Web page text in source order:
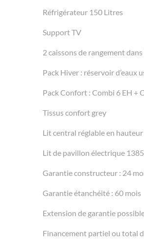
Réfrigérateur 150 Litres
Support TV
2 caissons de rangement
Pack Hiver : réservoir d’eaux
Pack Confort : Combi 6 EH +
Tissus confort grey
Lit central réglable en
Lit de pavillon électrique
Garantie constructeur : 24
Garantie étanchéité : 60 mois
Extension de garantie
Financement partiel ou total